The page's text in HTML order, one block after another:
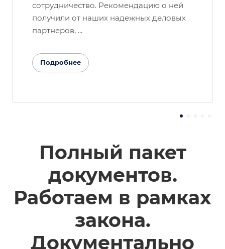
сотрудничество. Рекомендацию о ней
получили от наших надежных деловых
партнеров, ...
Подробнее
Полный пакет
документов.
Работаем в рамках
закона.
Документально